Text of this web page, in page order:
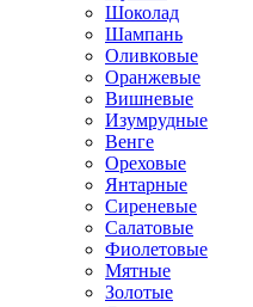
Шоколад
Шампань
Оливковые
Оранжевые
Вишневые
Изумрудные
Венге
Ореховые
Янтарные
Сиреневые
Салатовые
Фиолетовые
Мятные
Золотые